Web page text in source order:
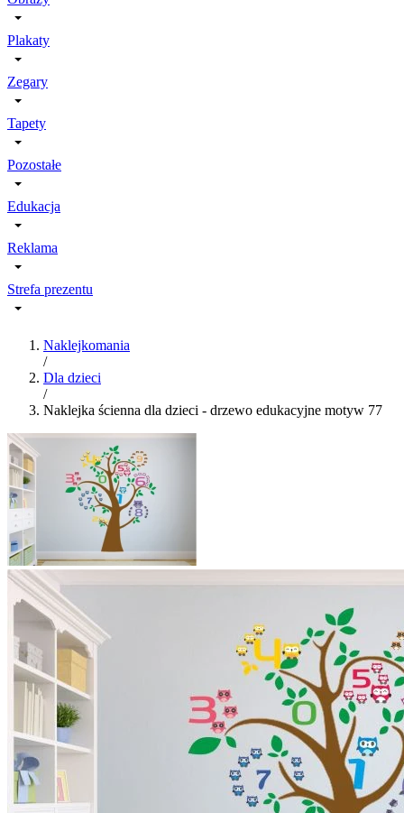
Plakaty
Zegary
Tapety
Pozostałe
Edukacja
Reklama
Strefa prezentu
Naklejkomania
/
Dla dzieci
/
Naklejka ścienna dla dzieci - drzewo edukacyjne motyw 77